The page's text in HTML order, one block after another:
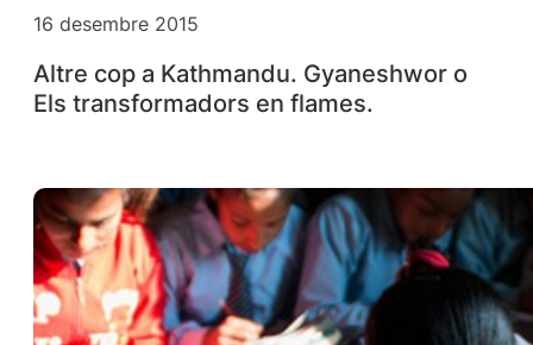
16 desembre 2015
Altre cop a Kathmandu. Gyaneshwor o
Els transformadors en flames.